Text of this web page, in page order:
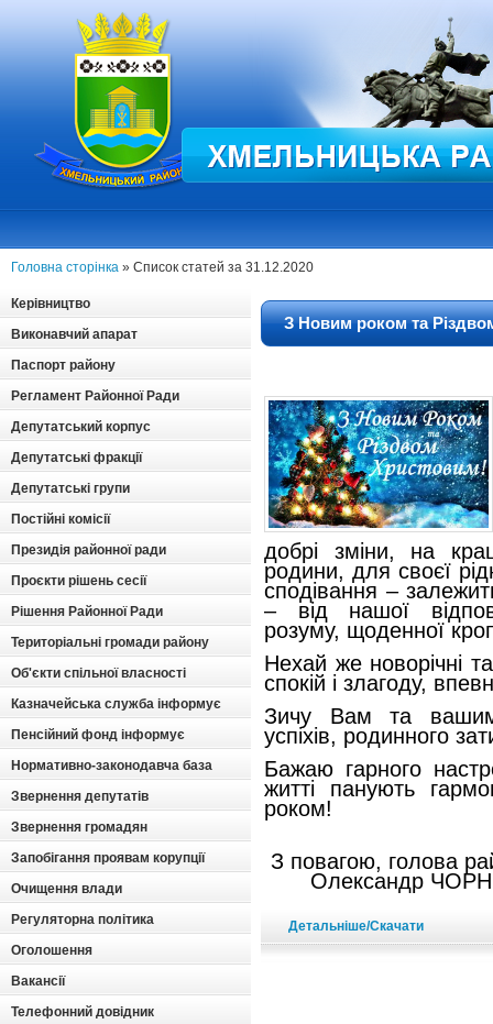
Головна сторінка » Список статей за 31.12.2020
Керівництво
Виконавчий апарат
Паспорт району
Регламент Районної Ради
Депутатський корпус
Депутатські фракції
Депутатські групи
Постійні комісії
Президія районної ради
Проєкти рішень сесії
Рішення Районної Ради
Територіальні громади району
Об'єкти спільної власності
Казначейська служба інформує
Пенсійний фонд інформує
Нормативно-законодавча база
Звернення депутатів
Звернення громадян
Запобігання проявам корупції
Очищення влади
Регуляторна політика
Оголошення
Вакансії
Телефонний довідник
З Новим роком та
добрі зміни, на
родини, для своєї
сподівання –
– від нашої
розуму, щоденної
Нехай же новорічні
спокій і злагоду,
Зичу Вам та вашим
успіхів, родинного
Бажаю гарного
житті панують
роком!
З повагою,
Олександр
Детальніше/Скачати